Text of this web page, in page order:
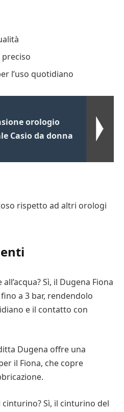
l’uso quotidiano
orologio
Casio da donna
rispetto ad altri orologi
Sì, il Dugena Fiona
a 3 bar, rendendolo
e il contatto con
Dugena offre una
il Fiona, che copre
Sì, il cinturino del